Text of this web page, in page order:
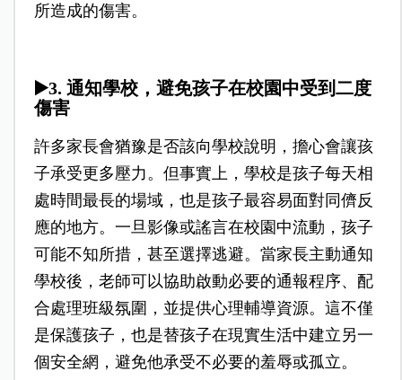
所造成的傷害。
▶️3. 通知學校，避免孩子在校園中受到二度
傷害
許多家長會猶豫是否該向學校說明，擔心會讓孩
子承受更多壓力。但事實上，學校是孩子每天相
處時間最長的場域，也是孩子最容易面對同儕反
應的地方。一旦影像或謠言在校園中流動，孩子
可能不知所措，甚至選擇逃避。當家長主動通知
學校後，老師可以協助啟動必要的通報程序、配
合處理班級氛圍，並提供心理輔導資源。這不僅
是保護孩子，也是替孩子在現實生活中建立另一
個安全網，避免他承受不必要的羞辱或孤立。